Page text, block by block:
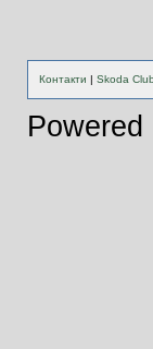
Контакти | Skoda
Powered